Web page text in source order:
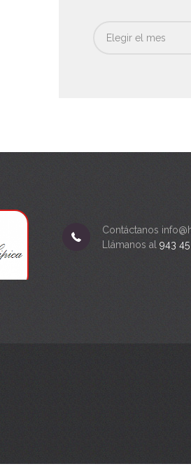
Contáctanos
Llámanos al 943 45